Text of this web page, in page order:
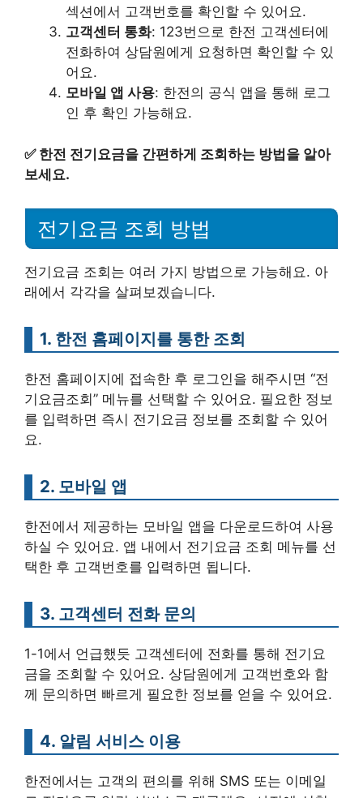
섹션에서 고객번호를 확인할 수 있어요.
고객센터 통화: 123번으로 한전 고객센터에
전화하여 상담원에게 요청하면 확인할 수 있
어요.
모바일 앱 사용: 한전의 공식 앱을 통해 로그
인 후 확인 가능해요.
✅ 한전 전기요금을 간편하게 조회하는 방법을 알아
보세요.
전기요금 조회 방법
전기요금 조회는 여러 가지 방법으로 가능해요. 아
래에서 각각을 살펴보겠습니다.
1. 한전 홈페이지를 통한 조회
한전 홈페이지에 접속한 후 로그인을 해주시면 “전
기요금조회” 메뉴를 선택할 수 있어요. 필요한 정보
를 입력하면 즉시 전기요금 정보를 조회할 수 있어
요.
2. 모바일 앱
한전에서 제공하는 모바일 앱을 다운로드하여 사용
하실 수 있어요. 앱 내에서 전기요금 조회 메뉴를 선
택한 후 고객번호를 입력하면 됩니다.
3. 고객센터 전화 문의
1-1에서 언급했듯 고객센터에 전화를 통해 전기요
금을 조회할 수 있어요. 상담원에게 고객번호와 함
께 문의하면 빠르게 필요한 정보를 얻을 수 있어요.
4. 알림 서비스 이용
한전에서는 고객의 편의를 위해 SMS 또는 이메일